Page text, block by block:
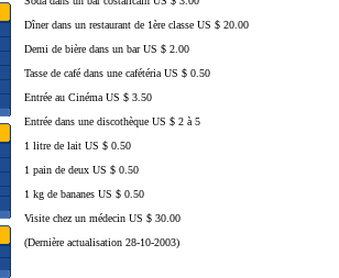
Dîner dans un restaurant de 1ère classe US $ 20.00
Demi de bière dans un bar US $ 2.00
Tasse de café dans une cafétéria US $ 0.50
Entrée au Cinéma US $ 3.50
Entrée dans une discothèque US $ 2 à 5
1 litre de lait US $ 0.50
1 pain de deux US $ 0.50
1 kg de bananes US $ 0.50
Visite chez un médecin US $ 30.00
(Dernière actualisation 28-10-2003)